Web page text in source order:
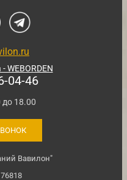
WEBORDEN
04-46
до 18.00
Вавилон"